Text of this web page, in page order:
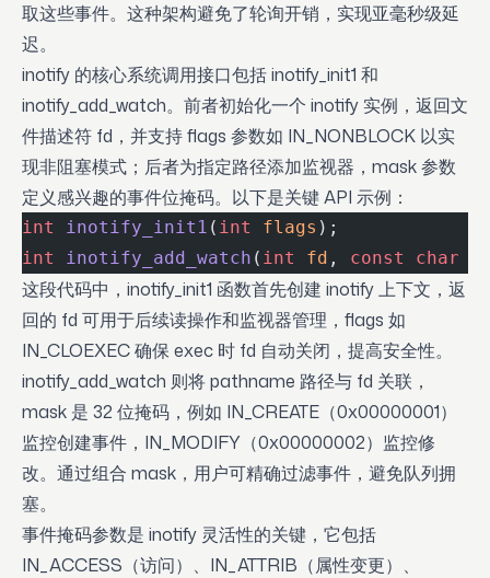
取这些事件。这种架构避免了轮询开销，实现亚毫秒级延
迟。
inotify 的核心系统调用接口包括 inotify_init1 和
inotify_add_watch。前者初始化一个 inotify 实例，返回文
件描述符 fd，并支持 flags 参数如 IN_NONBLOCK 以实
现非阻塞模式；后者为指定路径添加监视器，mask 参数
定义感兴趣的事件位掩码。以下是关键 API 示例：
int inotify_init1 ( int flags );
int
inotify_add_watch ( int fd , const char
这段代码中，inotify_init1 函数首先创建 inotify 上下文，返
回的 fd 可用于后续读操作和监视器管理，flags 如
IN_CLOEXEC 确保 exec 时 fd 自动关闭，提高安全性。
inotify_add_watch 则将 pathname 路径与 fd 关联，
mask 是 32 位掩码，例如 IN_CREATE（0x00000001）
监控创建事件，IN_MODIFY（0x00000002）监控修
改。通过组合 mask，用户可精确过滤事件，避免队列拥
塞。
事件掩码参数是 inotify 灵活性的关键，它包括
IN_ACCESS（访问）、IN_ATTRIB（属性变更）、